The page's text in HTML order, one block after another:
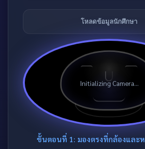
โหลดข้อมูลนักศึกษา
Initializing Camera...
ขั้นตอนที่ 1: มองตรงที่กล้องและ